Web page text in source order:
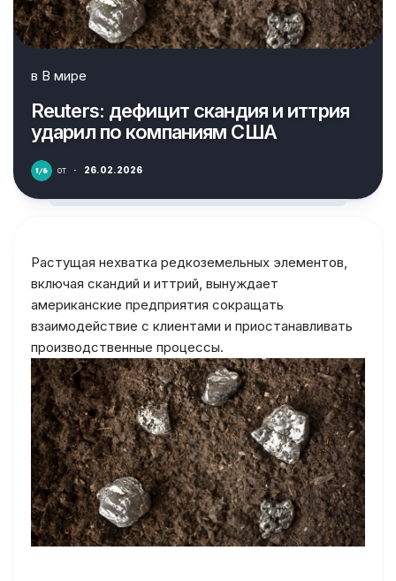
в В мире
Reuters: дефицит скандия и иттрия
ударил по компаниям США
от · 26.02.2026
Растущая нехватка редкоземельных элементов,
включая скандий и иттрий, вынуждает
американские предприятия сокращать
взаимодействие с клиентами и приостанавливать
производственные процессы.